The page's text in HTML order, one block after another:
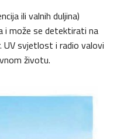
ili valnih duljina)
i može se detektirati na
UV svjetlost i radio valovi
životu.